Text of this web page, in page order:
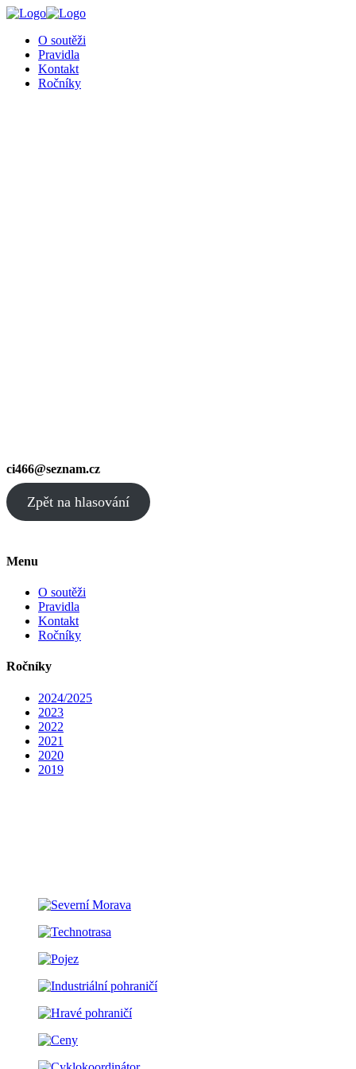
O soutěži
Pravidla
Kontakt
Ročníky
ci466@seznam.cz
Zpět na hlasování
Menu
O soutěži
Pravidla
Kontakt
Ročníky
Ročníky
2024/2025
2023
2022
2021
2020
2019